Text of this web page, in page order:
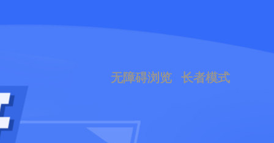
长者模式
无障碍浏览